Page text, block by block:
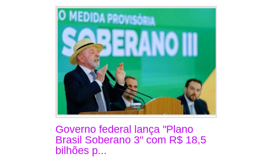
Governo federal lança "Plano
Brasil Soberano 3" com R$ 18,5
bilhões p...